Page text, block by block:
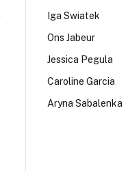
Iga Swiatek
Ons Jabeur
Jessica Pegula
Caroline Garcia
Aryna Sabalenka